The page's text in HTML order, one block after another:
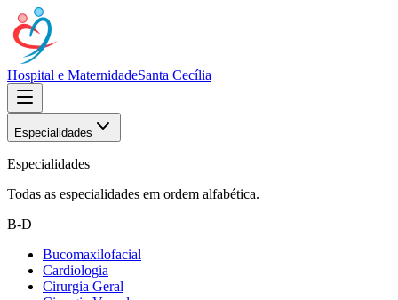
Hospital e MaternidadeSanta Cecília
Especialidades
Especialidades
Todas as especialidades em ordem alfabética.
B-D
Bucomaxilofacial
Cardiologia
Cirurgia Geral